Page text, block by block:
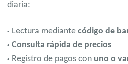
diaria:
• Lectura mediante código de
• Consulta rápida de precios
• Registro de pagos con uno o